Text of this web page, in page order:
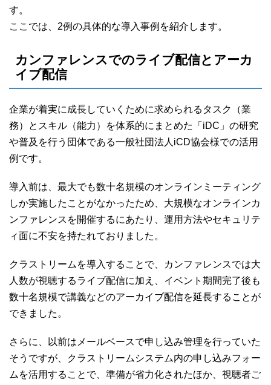
す。
ここでは、2例の具体的な導入事例を紹介します。
カンファレンスでのライブ配信とアーカ
イブ配信
企業が着実に成長していくために求められるタスク（業
務）とスキル（能力）を体系的にまとめた「iDC」の研究
や普及を行う団体である一般社団法人iCD協会様での活用
例です。
導入前は、最大でも数十名規模のオンラインミーティング
しか実施したことがなかったため、大規模なオンラインカ
ンファレンスを開催するにあたり、運用方法やセキュリテ
ィ面に不安を持たれておりました。
クラストリームを導入することで、カンファレンスでは大
人数が視聴するライブ配信に加え、イベント期間完了後も
数十名規模で講義などのアーカイブ配信を延長することが
できました。
さらに、以前はメールベースで申し込み管理を行っていた
そうですが、クラストリームシステム内の申し込みフォー
ムを活用することで、準備が省力化されたほか、視聴者ご